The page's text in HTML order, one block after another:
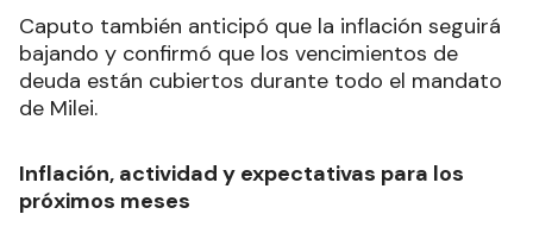
Caputo también anticipó que la inflación seguirá
bajando y confirmó que los vencimientos de
deuda están cubiertos durante todo el mandato
de Milei.
Inflación, actividad y expectativas para los
próximos meses